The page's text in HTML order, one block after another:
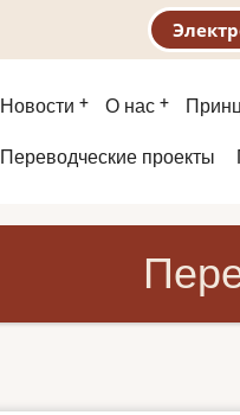
Основная
навигация
Новости О нас
Второе
Переводческие проекты